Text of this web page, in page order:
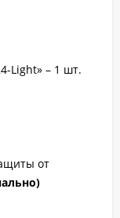
Light» – 1 шт.
от